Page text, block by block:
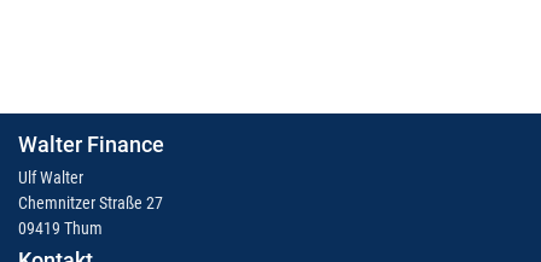
Walter Finance
Ulf Walter
Chemnitzer Straße 27
09419 Thum